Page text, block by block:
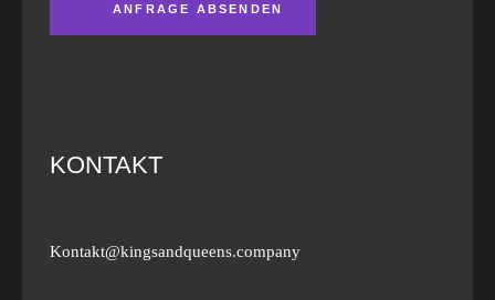
KONTAKT
Kontakt@kingsandqueens.company